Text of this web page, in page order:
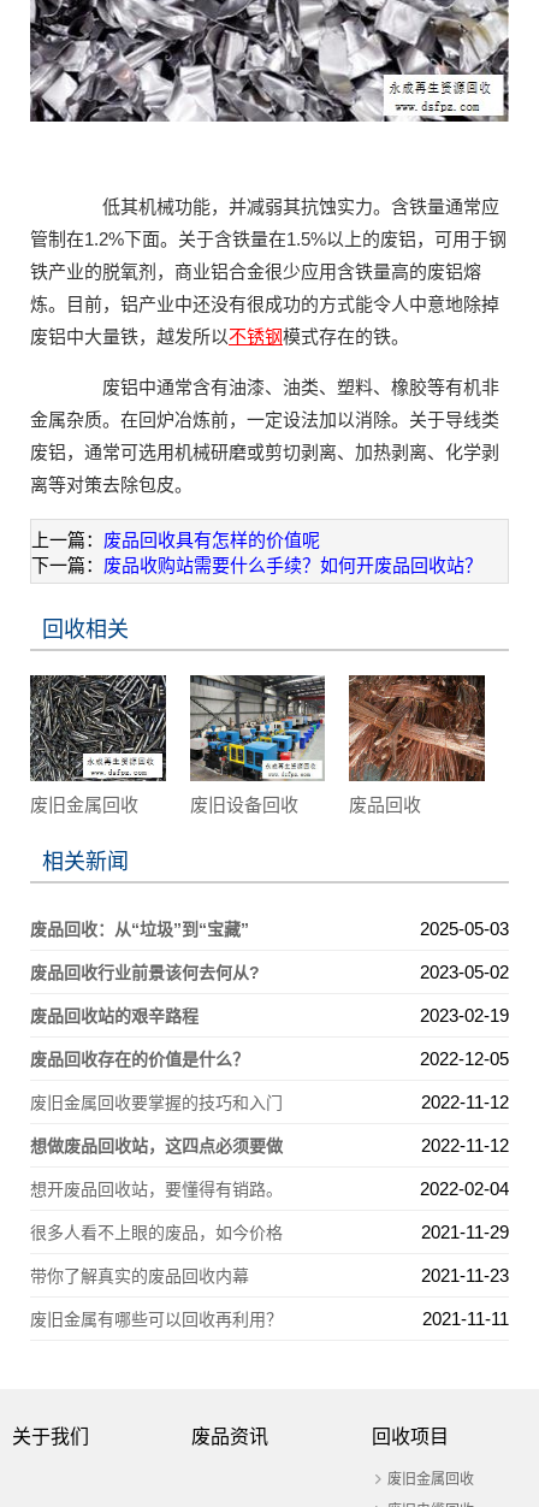
低其机械功能，并减弱其抗蚀实力。含铁量通常应
管制在1.2%下面。关于含铁量在1.5%以上的废铝，可用于钢
铁产业的脱氧剂，商业铝合金很少应用含铁量高的废铝熔
炼。目前，铝产业中还没有很成功的方式能令人中意地除掉
废铝中大量铁，越发所以不锈钢模式存在的铁。
废铝中通常含有油漆、油类、塑料、橡胶等有机非
金属杂质。在回炉冶炼前，一定设法加以消除。关于导线类
废铝，通常可选用机械研磨或剪切剥离、加热剥离、化学剥
离等对策去除包皮。
上一篇： 废品回收具有怎样的价值呢
下一篇： 废品收购站需要什么手续？如何开废品回收站？
回收相关
废旧金属回收 废旧设备回收 废品回收
相关新闻
废品回收：从“垃圾”到“宝藏” 2025-05-03
废品回收行业前景该何去何从? 2023-05-02
废品回收站的艰辛路程 2023-02-19
废品回收存在的价值是什么？ 2022-12-05
废旧金属回收要掌握的技巧和入门 2022-11-12
想做废品回收站，这四点必须要做 2022-11-12
想开废品回收站，要懂得有销路。 2022-02-04
很多人看不上眼的废品，如今价格 2021-11-29
带你了解真实的废品回收内幕 2021-11-23
废旧金属有哪些可以回收再利用？ 2021-11-11
关于我们 废品资讯 回收项目
废旧金属回收